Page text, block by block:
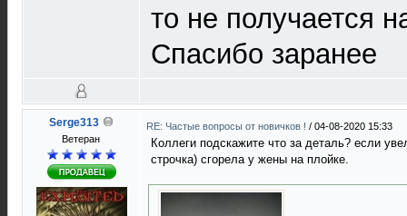
то не получается
Спасибо заранее
Serge313
Ветеран
RE: Частые вопросы от новичков ! / 04-08-2020 15:33
Коллеги подскажите что за деталь? если
строчка) сгорела у жены на плойке.